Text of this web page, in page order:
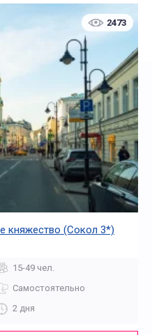
2473
княжество (Сокол 3*)
15-49 чел.
Самостоятельно
2 дня